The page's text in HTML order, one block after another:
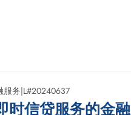
服务|L#20240637
时信贷服务的金融